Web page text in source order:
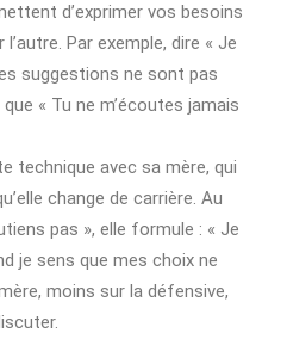
d’exprimer vos besoins
Par exemple, dire « Je
suggestions ne sont pas
« Tu ne m’écoutes jamais
technique avec sa mère, qui
change de carrière. Au
pas », elle formule : « Je
je sens que mes choix ne
moins sur la défensive,